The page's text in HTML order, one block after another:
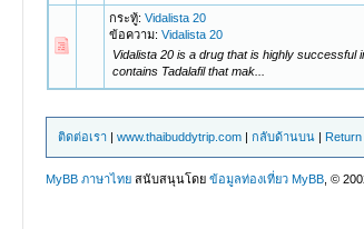
กระทู้: Vidalista 20
ข้อความ: Vidalista 20
Vidalista 20 is a drug that is highly successful
contains Tadalafil that mak...
ติดต่อเรา |www.thaibuddytrip.com |กลับด้านบน |
MyBB ภาษาไทย สนับสนุนโดยข้อมูลท่องเที่ยว MyBB , ©